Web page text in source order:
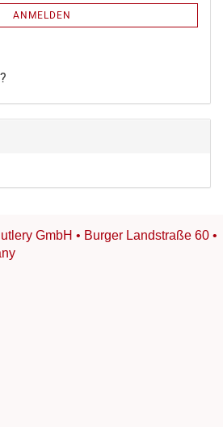
ANMELDEN
GmbH • Burger Landstraße 60 •